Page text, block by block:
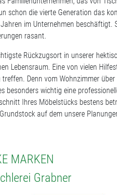
die vierte Generation das
im Unternehmen
rasant.
Rückzugsort in unserer
Lebensraum. Eine von vielen
Denn vom Wohnzimmer
wichtig eine
Ihres Möbelstücks bestens
auf dem unsere
MARKEN
Grabner